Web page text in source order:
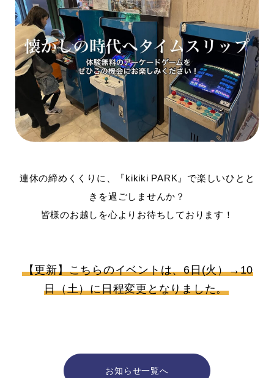
連休の締めくくりに、『kikiki PARK』で楽しいひとと
きを過ごしませんか？
皆様のお越しを心よりお待ちしております！
【更新】こちらのイベントは、6日(火）→10
日（土）に日程変更となりました。
お知らせ一覧へ